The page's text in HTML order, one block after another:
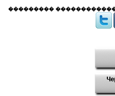
���������